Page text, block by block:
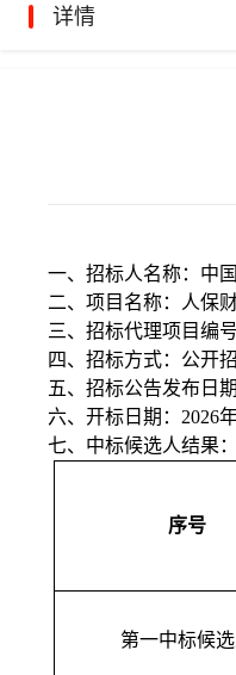
详情
一、招标人名称：中
二、项目名称：人保
三、招标代理项目编号
四、招标方式：公开
五、招标公告发布日期
六、开标日期： 2026
七、中标候选人结果：
序号
第一中标候